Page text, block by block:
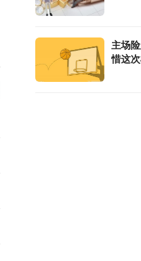
主场
惜这